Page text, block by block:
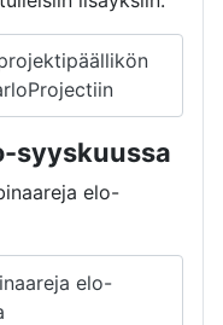
syyskuussa
elo-
elo-